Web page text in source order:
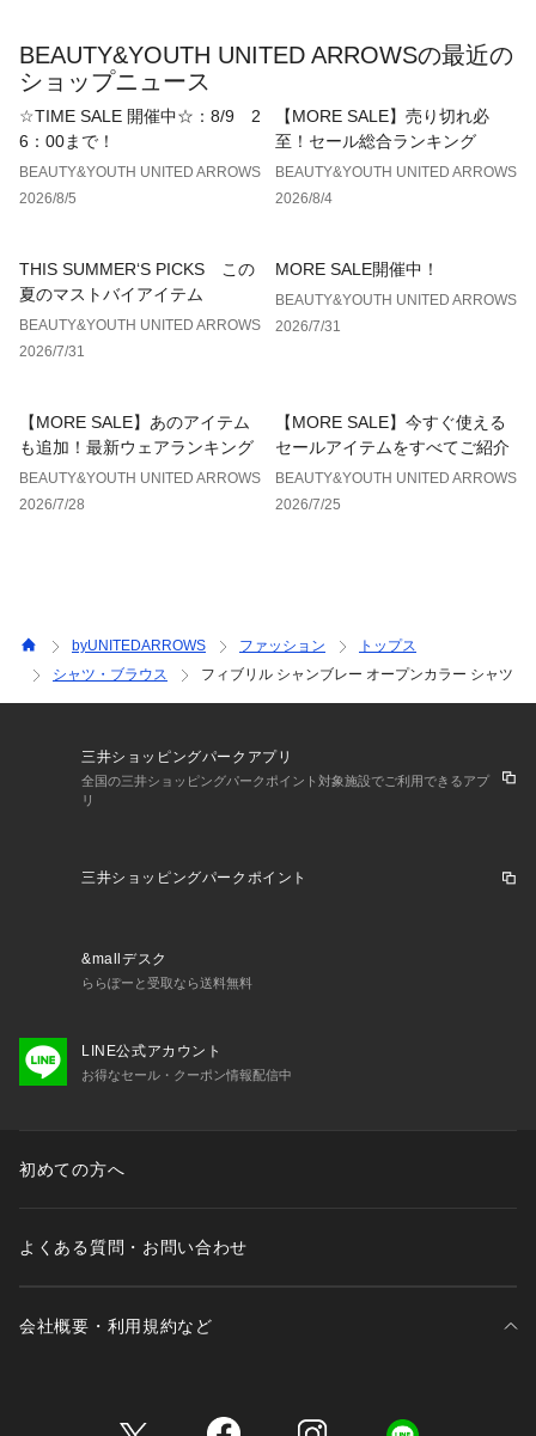
めご了承ください。
※商品の色味の目安は、商品単体の画像をご参照ください。
※画像の商品はサンプルです。
で下記の品名/品番をお申し付けください。
品名：MT FBRL/CHMB OPN/SHT
BEAUTY&YOUTH UNITED ARROWSの最近の
ショップニュース
☆TIME SALE 開催中☆：8/9 2
6：00まで！
BEAUTY&YOUTH UNITED ARROWS
2026/8/5
【MORE SALE】売り切れ必
至！セール総合ランキング
BEAUTY&YOUTH UNITED ARROWS
2026/8/4
THIS SUMMER‘S PICKS この
夏のマストバイアイテム
BEAUTY&YOUTH UNITED ARROWS
2026/7/31
MORE SALE開催中！
BEAUTY&YOUTH UNITED ARROWS
2026/7/31
【MORE SALE】あのアイテム
も追加！最新ウェアランキング
BEAUTY&YOUTH UNITED ARROWS
2026/7/28
【MORE SALE】今すぐ使える
セールアイテムをすべてご紹介
BEAUTY&YOUTH UNITED ARROWS
2026/7/25
byUNITEDARROWS ファッション
トップス
シャツ・ブラウス
フィブリル シャンブレー オープンカラー シャツ
三井ショッピングパークアプリ
全国の三井ショッピングパークポイント対象施設でご利用できるアプ
リ
三井ショッピングパークポイント
&mallデスク
ららぽーと受取なら送料無料
LINE公式アカウント
お得なセール・クーポン情報配信中
初めての方へ
よくある質問・お問い合わせ
会社概要・利用規約など